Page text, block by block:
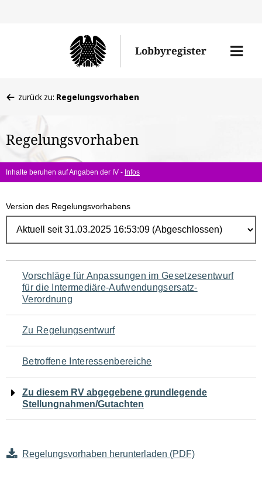
Lobbyregister
Menü
befinden
hier:
zurück zu: Regelungsvorhaben
Regelungsvorhaben
Inhalte beruhen auf Angaben der IV - Infos
Version des Regelungsvorhabens
Navigation
für
den
Seiteninhalt
Vorschläge für Anpassungen im Gesetzesentwurf
für die Intermediäre-Aufwendungsersatz-
Verordnung
Zu Regelungsentwurf
Betroffene Interessenbereiche
Zu diesem RV abgegebene grundlegende
Stellungnahmen/Gutachten
Regelungsvorhaben herunterladen (PDF)